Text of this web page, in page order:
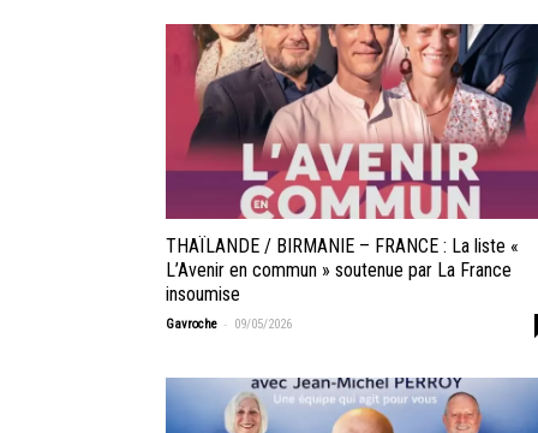
THAÏLANDE / BIRMANIE – FRANCE : La liste «
L’Avenir en commun » soutenue par La France
insoumise
Gavroche - 09/05/2026